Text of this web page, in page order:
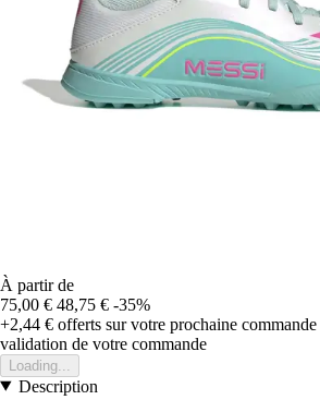
À partir de
75,00 € 48,75 € -35%
+2,44 € offerts sur votre prochaine commande
validation de votre commande
Loading...
Description